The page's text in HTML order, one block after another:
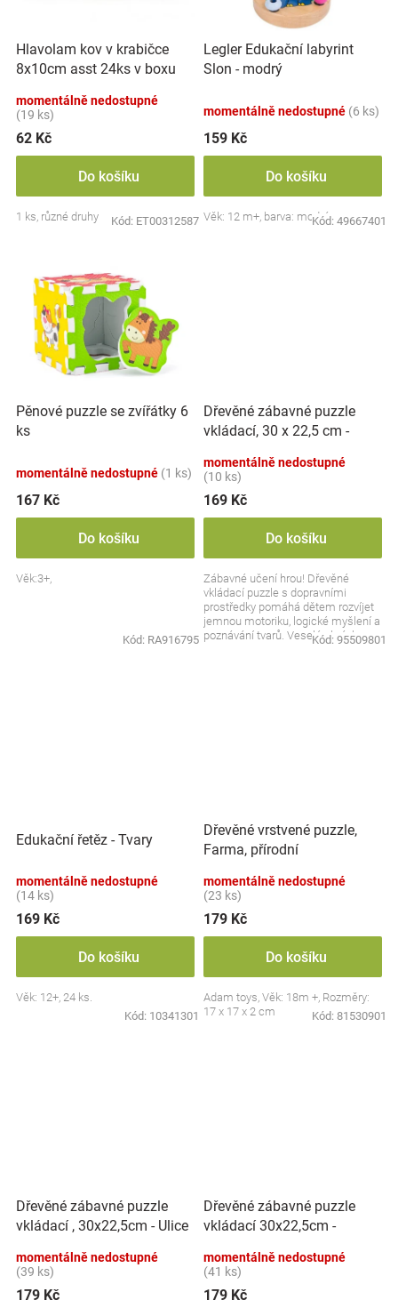
Blog
Hračkářství
Přihlášení
ůo
d
u
k
ů
Hlavolam kov v krabičce
8x10cm asst 24ks v boxu
momentálně nedostupné
(19 ks)
62 Kč
Do košíku
1 ks, různé druhy Kód: ET00312587
Legler Edukační labyrint
Slon - modrý
momentálně nedostupné (6 ks)
159 Kč
Do košíku
Věk: 12 m+, barva: modrá
Kód: 49667401
Pěnové puzzle se zvířátky 6
ks
momentálně nedostupné (1 ks)
167 Kč
Do košíku
Věk:3+,
Kód: RA916795
Dřevěné zábavné puzzle
vkládací, 30 x 22,5 cm -
momentálně nedostupné
(10 ks)
169 Kč
Do košíku
Zábavné učení hrou! Dřevěné
vkládací puzzle s dopravními
prostředky pomáhá dětem rozvíjet
jemnou motoriku, logické myšlení a
poznávání tvarů. Veselé obrázky
Kód: 95509801
Edukační řetěz - Tvary
momentálně nedostupné
(14 ks)
169 Kč
Do košíku
Věk: 12+, 24 ks.
Kód: 10341301
Dřevěné vrstvené puzzle,
Farma, přírodní
momentálně nedostupné
(23 ks)
179 Kč
Do košíku
Adam toys, Věk: 18m +, Rozměry:
17 x 17 x 2 cm
Kód: 81530901
Dřevěné zábavné puzzle
vkládací , 30x22,5cm - Ulice
momentálně nedostupné
(39 ks)
179 Kč
Dřevěné zábavné puzzle
vkládací 30x22,5cm -
momentálně nedostupné
(41 ks)
179 Kč